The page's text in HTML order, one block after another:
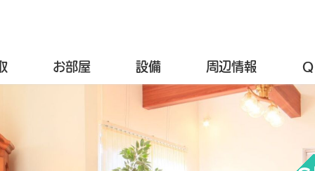
お部屋 設備 周辺情報 Ｑ